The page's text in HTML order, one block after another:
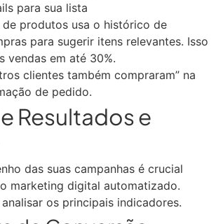
para sua lista
produtos usa o histórico de
para sugerir itens relevantes. Isso
vendas em até 30%.
clientes também compraram” na
de pedido.
Resultados e
das suas campanhas é crucial
marketing digital automatizado.
os principais indicadores.